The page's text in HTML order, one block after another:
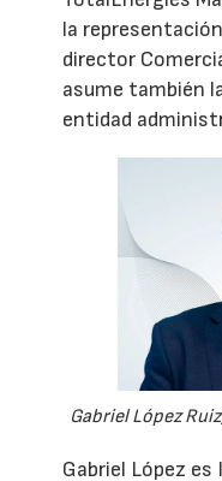
la
director
asume también
entidad
Gabriel López
Gabriel López